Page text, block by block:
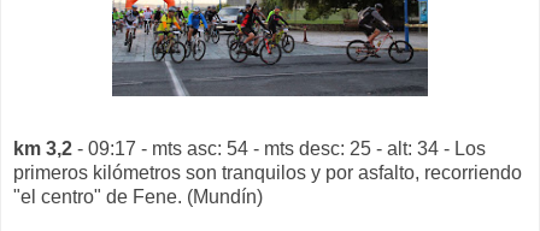
km 3,2 - 09:17 - mts asc: 54 - mts desc: 25 - alt: 34 - Los
primeros kilómetros son tranquilos y por asfalto, recorriendo
"el centro" de Fene. (Mundín)